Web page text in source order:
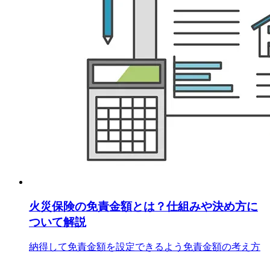
火災保険の免責金額とは？仕組みや決め方に
ついて解説
納得して免責金額を設定できるよう免責金額の考え方